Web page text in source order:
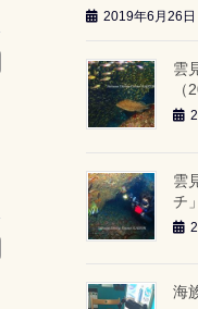
2019年6月26日
雲
（
雲
チ
海